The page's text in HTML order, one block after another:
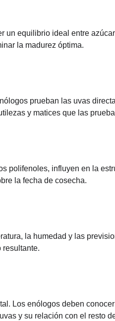
un equilibrio ideal entre
la madurez óptima.
prueban las uvas
y matices que las
polifenoles, influyen en la
la fecha de cosecha.
la humedad y las
resultante.
Los enólogos deben
y su relación con el resto